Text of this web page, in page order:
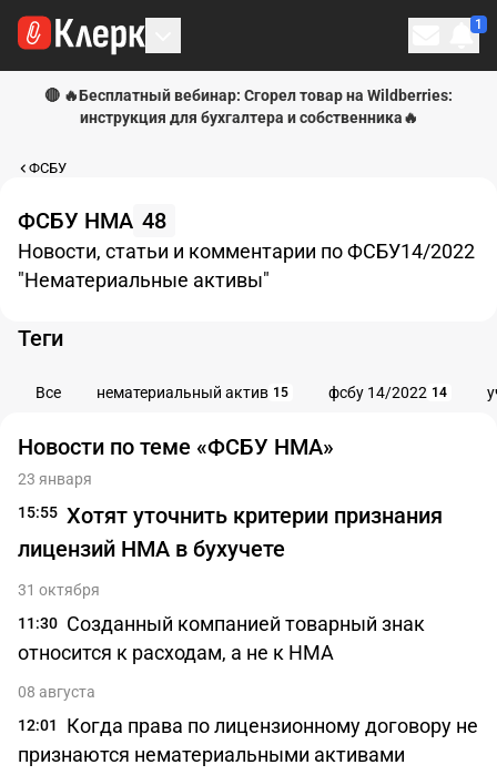
1
🔴 🔥Бесплатный вебинар: Сгорел товар на Wildberries:
инструкция для бухгалтера и собственника🔥
ФСБУ
ФСБУ НМА 48
Новости, статьи и комментарии по ФСБУ14/2022
"Нематериальные активы"
Теги
Все нематериальный актив 15 фсбу 14/2022 14
Новости по теме «ФСБУ НМА»
23 января
15:55 Хотят уточнить критерии признания
лицензий НМА в бухучете
31 октября
11:30 Созданный компанией товарный знак
относится к расходам, а не к НМА
08 августа
12:01
Когда права по лицензионному договору не
признаются нематериальными активами